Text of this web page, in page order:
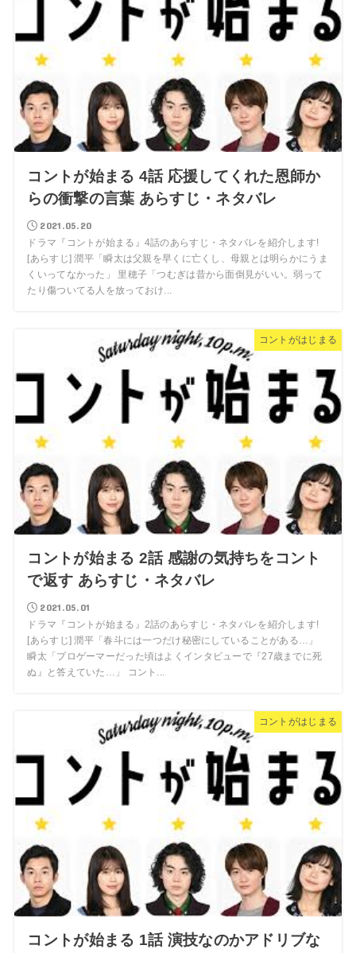
コントが始まる 4話 応援してくれた恩師か
らの衝撃の言葉 あらすじ・ネタバレ
2021.05.20
ドラマ『コントが始まる』4話のあらすじ・ネタバレを紹介します!
[あらすじ] 潤平「瞬太は父親を早くに亡くし、母親とは明らかにうま
くいってなかった」 里穂子「つむぎは昔から面倒見がいい。弱って
たり傷ついてる人を放っておけ...
コントがはじまる
コントが始まる 2話 感謝の気持ちをコント
で返す あらすじ・ネタバレ
2021.05.01
ドラマ『コントが始まる』2話のあらすじ・ネタバレを紹介します!
[あらすじ] 潤平「春斗には一つだけ秘密にしていることがある…」
瞬太「プロゲーマーだった頃はよくインタビューで『27歳までに死
ぬ』と答えていた…」 コント...
コントがはじまる
コントが始まる 1話 演技なのかアドリブな